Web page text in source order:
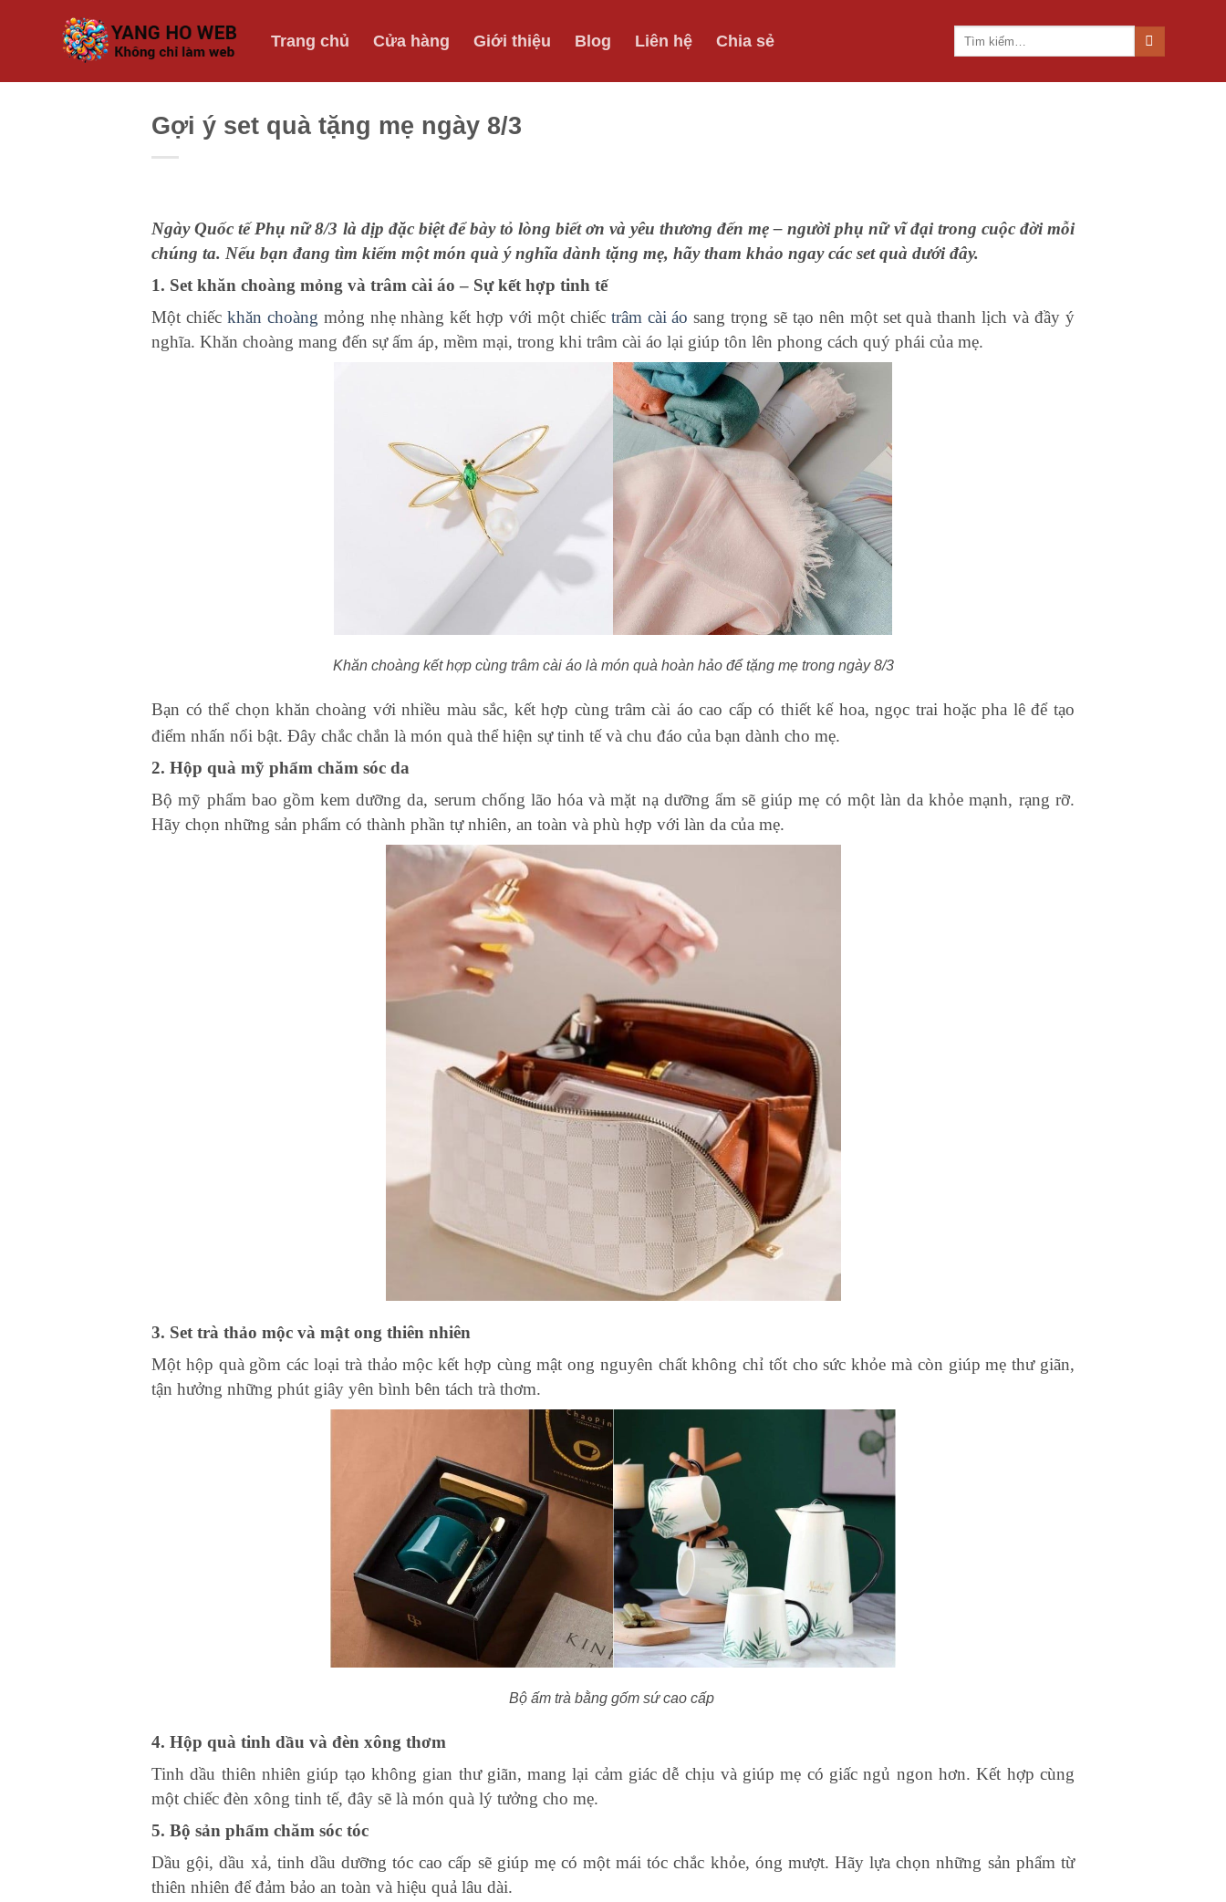
dung
Trang chủ Cửa hàng Giới thiệu Blog Liên hệ Chia sẻ
Gợi ý set quà tặng mẹ ngày 8/3
Ngày Quốc tế Phụ nữ 8/3 là dịp đặc biệt để bày tỏ lòng biết ơn và yêu thương đến mẹ – người phụ nữ vĩ đại trong cuộc đời mỗi
chúng ta. Nếu bạn đang tìm kiếm một món quà ý nghĩa dành tặng mẹ, hãy tham khảo ngay các set quà dưới đây.
1. Set khăn choàng mỏng và trâm cài áo – Sự kết hợp tinh tế
Một chiếc khăn choàng mỏng nhẹ nhàng kết hợp với một chiếc trâm cài áo sang trọng sẽ tạo nên một set quà thanh lịch và đầy ý
nghĩa. Khăn choàng mang đến sự ấm áp, mềm mại, trong khi trâm cài áo lại giúp tôn lên phong cách quý phái của mẹ.
Khăn choàng kết hợp cùng trâm cài áo là món quà hoàn hảo để tặng mẹ trong ngày 8/3
Bạn có thể chọn khăn choàng với nhiều màu sắc, kết hợp cùng trâm cài áo cao cấp có thiết kế hoa, ngọc trai hoặc pha lê để tạo
điểm nhấn nổi bật. Đây chắc chắn là món quà thể hiện sự tinh tế và chu đáo của bạn dành cho mẹ.
2. Hộp quà mỹ phẩm chăm sóc da
Bộ mỹ phẩm bao gồm kem dưỡng da, serum chống lão hóa và mặt nạ dưỡng ẩm sẽ giúp mẹ có một làn da khỏe mạnh, rạng rỡ.
Hãy chọn những sản phẩm có thành phần tự nhiên, an toàn và phù hợp với làn da của mẹ.
3. Set trà thảo mộc và mật ong thiên nhiên
Một hộp quà gồm các loại trà thảo mộc kết hợp cùng mật ong nguyên chất không chỉ tốt cho sức khỏe mà còn giúp mẹ thư giãn,
tận hưởng những phút giây yên bình bên tách trà thơm.
Bộ ấm trà bằng gốm sứ cao cấp
4. Hộp quà tinh dầu và đèn xông thơm
Tinh dầu thiên nhiên giúp tạo không gian thư giãn, mang lại cảm giác dễ chịu và giúp mẹ có giấc ngủ ngon hơn. Kết hợp cùng
một chiếc đèn xông tinh tế, đây sẽ là món quà lý tưởng cho mẹ.
5. Bộ sản phẩm chăm sóc tóc
Dầu gội, dầu xả, tinh dầu dưỡng tóc cao cấp sẽ giúp mẹ có một mái tóc chắc khỏe, óng mượt. Hãy lựa chọn những sản phẩm từ
thiên nhiên để đảm bảo an toàn và hiệu quả lâu dài.